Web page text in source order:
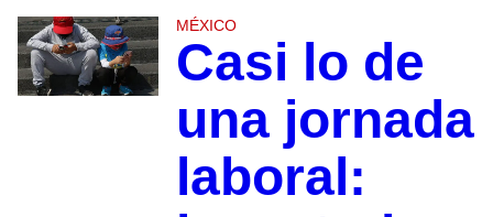
MÉXICO
Casi lo de
una jornada
laboral: